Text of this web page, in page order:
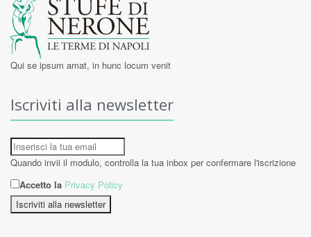
Qui se ipsum amat, in hunc locum venit
Iscriviti alla newsletter
Quando invii il modulo, controlla la tua inbox per confermare l'iscrizione
Accetto la Privacy Policy
Iscriviti alla newsletter